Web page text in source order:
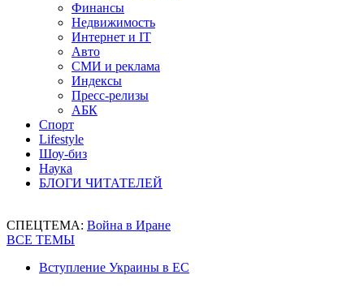
Финансы
Недвижимость
Интернет и IT
Авто
СМИ и реклама
Индексы
Пресс-релизы
АБК
Спорт
Lifestyle
Шоу-биз
Наука
БЛОГИ ЧИТАТЕЛЕЙ
СПЕЦТЕМА: Война в Иране
ВСЕ ТЕМЫ
Вступление Украины в ЕС